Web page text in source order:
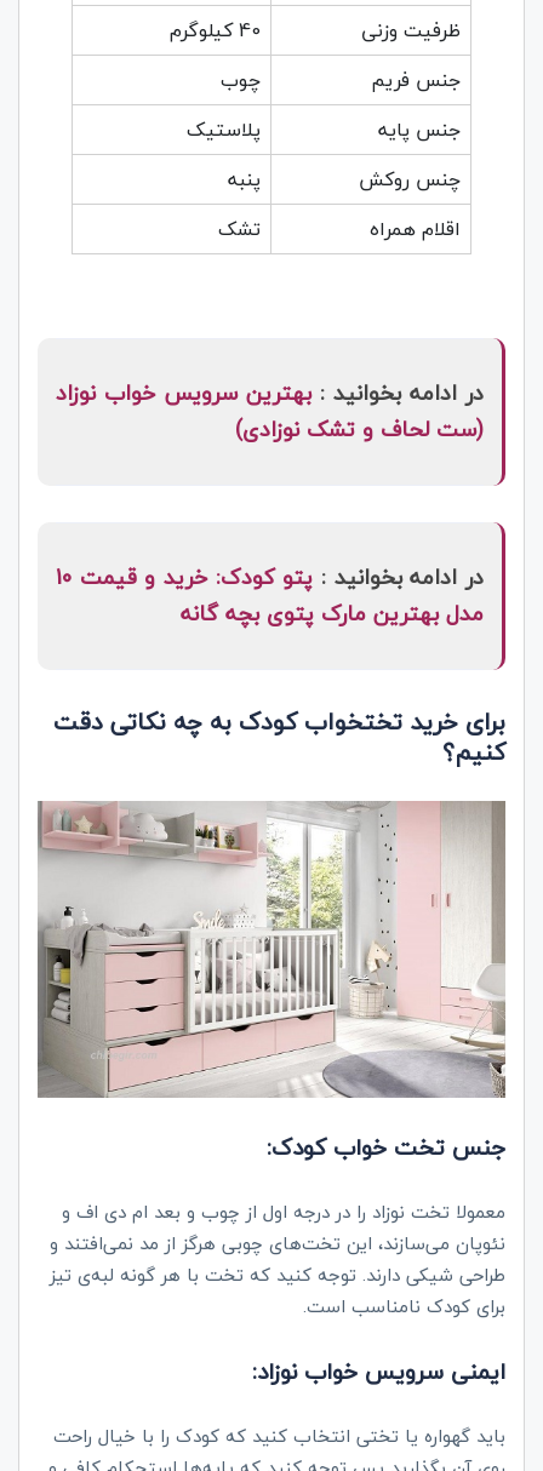
ظرفیت وزنی
40 کیلوگرم
جنس فریم
چوب
جنس پایه
پلاستیک
چنس روکش
پنبه
اقلام همراه
تشک
در ادامه بخوانید :بهترین سرویس خواب نوزاد
(ست لحاف و تشک نوزادی)
در ادامه بخوانید :
پتو کودک: خرید و قیمت 10
مدل بهترین مارک پتوی بچه گانه
برای خرید تختخواب کودک به چه نکاتی دقت
کنیم؟
جنس تخت خواب کودک:
معمولا تخت‌ نوزاد را در درجه اول از چوب و بعد ام دی اف و
نئوپان می‌سازند، این تخت‌های چوبی هرگز از مد نمی‌افتند و
طراحی شیکی دارند. توجه کنید که تخت با هر گونه لبه‌ی تیز
برای کودک نامناسب است.
ایمنی سرویس خواب نوزاد:
باید گهواره یا تختی انتخاب کنید که کودک را با خیال راحت